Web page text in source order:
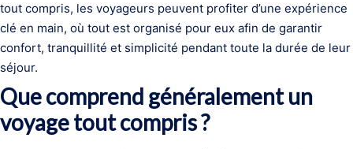
tout compris, les voyageurs peuvent profiter d’une expérience
clé en main, où tout est organisé pour eux afin de garantir
confort, tranquillité et simplicité pendant toute la durée de leur
séjour.
Que comprend généralement un
voyage tout compris ?